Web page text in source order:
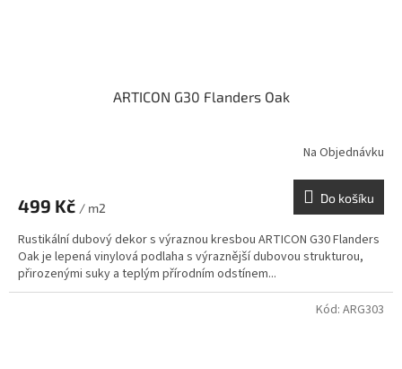
ARTICON G30 Flanders Oak
Na Objednávku
499 Kč / m2
Do košíku
Rustikální dubový dekor s výraznou kresbou ARTICON G30 Flanders
Oak je lepená vinylová podlaha s výraznější dubovou strukturou,
přirozenými suky a teplým přírodním odstínem...
Kód: ARG303